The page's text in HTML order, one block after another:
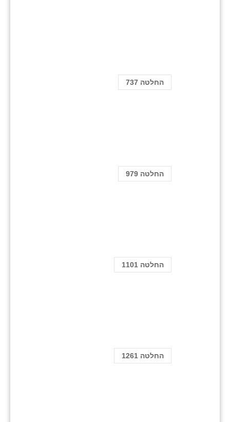
החלטה 737
החלטה 979
החלטה 1101
החלטה 1261